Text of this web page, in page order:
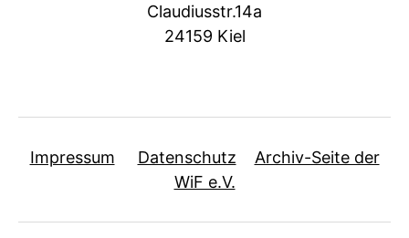
Claudiusstr.14a
24159 Kiel
Impressum Datenschutz
Archiv-Seite der
WiF e.V.